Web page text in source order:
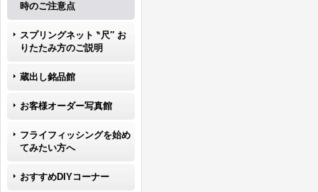
時のご注意点
スプリングネット ‶尺″ お
りたたみ方のご説明
蔵出し銘品館
お客様オーダー写真館
フライフィッシングを始め
てみたい方へ
おすすめDIYコーナー